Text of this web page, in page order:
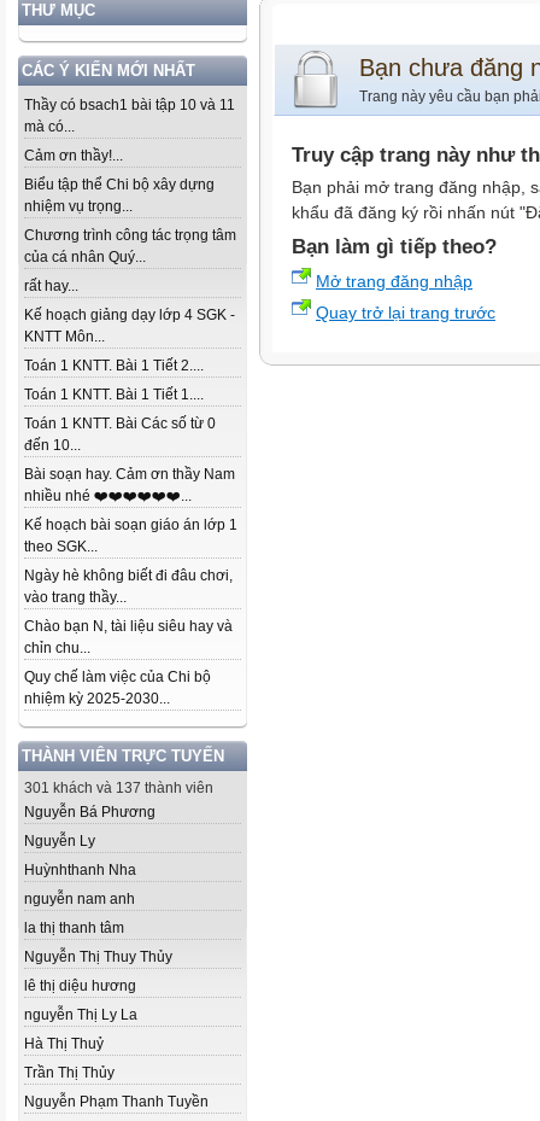
THƯ MỤC
CÁC Ý KIẾN MỚI NHẤT
Thầy có bsach1 bài tập 10 và 11
mà có...
Cảm ơn thầy!...
Biểu tập thể Chi bộ xây dựng
nhiệm vụ trọng...
Chương trình công tác trọng tâm
của cá nhân Quý...
rất hay...
Kế hoạch giảng dạy lớp 4 SGK -
KNTT Môn...
Toán 1 KNTT. Bài 1 Tiết 2....
Toán 1 KNTT. Bài 1 Tiết 1....
Toán 1 KNTT. Bài Các số từ 0
đến 10...
Bài soạn hay. Cảm ơn thầy Nam
nhiều nhé ❤️❤️❤️❤️❤️❤️...
Kế hoạch bài soạn giáo án lớp 1
theo SGK...
Ngày hè không biết đi đâu chơi,
vào trang thầy...
Chào bạn N, tài liệu siêu hay và
chỉn chu...
Quy chế làm việc của Chi bộ
nhiệm kỳ 2025-2030...
THÀNH VIÊN TRỰC TUYẾN
301 khách và 137 thành viên
Nguyễn Bá Phương
Nguyễn Ly
Huỳnhthanh Nha
nguyễn nam anh
la thị thanh tâm
Nguyễn Thị Thuy Thủy
lê thị diệu hương
nguyễn Thị Ly La
Hà Thị Thuỷ
Trần Thị Thủy
Nguyễn Phạm Thanh Tuyền
Bạn chưa đăng
Trang này yêu cầu bạn
Truy cập trang này như
Bạn phải mở trang đăng nhập,
khẩu đã đăng ký rồi nhấn nút
Bạn làm gì tiếp theo?
Mở trang đăng nhập
Quay trở lại trang trước